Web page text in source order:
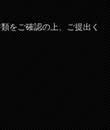
をご確認の上、ご提出く